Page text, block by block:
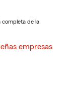
completa de la
empresas